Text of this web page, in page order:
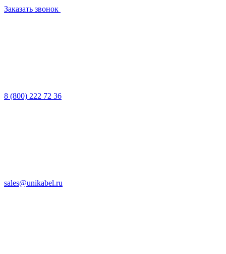
Заказать звонок
8 (800) 222 72 36
sales@unikabel.ru